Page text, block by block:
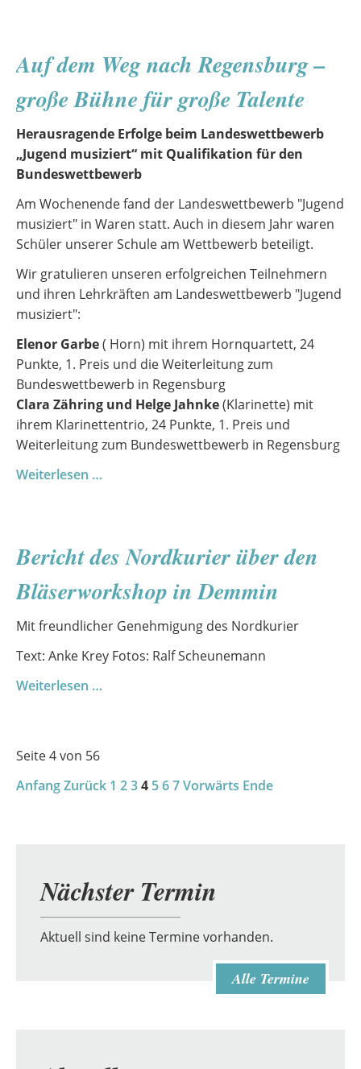
Auf dem Weg nach Regensburg –
große Bühne für große Talente
Herausragende Erfolge beim Landeswettbewerb
„Jugend musiziert“ mit Qualifikation für den
Bundeswettbewerb
Am Wochenende fand der Landeswettbewerb "Jugend
musiziert" in Waren statt. Auch in diesem Jahr waren
Schüler unserer Schule am Wettbewerb beteiligt.
Wir gratulieren unseren erfolgreichen Teilnehmern
und ihren Lehrkräften am Landeswettbewerb "Jugend
musiziert":
Elenor Garbe( Horn) mit ihrem Hornquartett, 24
Punkte, 1. Preis und die Weiterleitung zum
Bundeswettbewerb in Regensburg
Clara Zähring und Helge Jahnke(Klarinette) mit
ihrem Klarinettentrio, 24 Punkte, 1. Preis und
Weiterleitung zum Bundeswettbewerb in Regensburg
Weiterlesen …
Regensburg
große
für
große
Bericht des Nordkurier über den
Bläserworkshop in Demmin
Mit freundlicher Genehmigung des Nordkurier
Text: Anke Krey Fotos: Ralf Scheunemann
Weiterlesen …
Bläserworkshop
Seite 4 von 56
AnfangZurück 1 234 567Vorwärts Ende
Nächster Termin
Aktuell sind keine Termine vorhanden.
Alle Termine